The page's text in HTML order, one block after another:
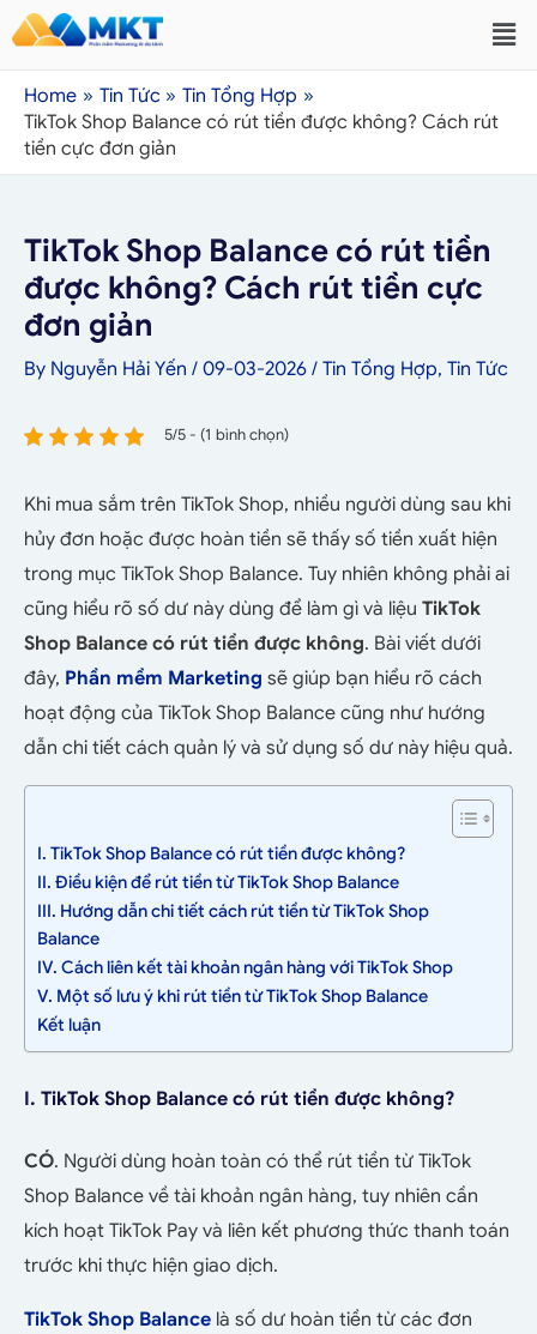
Home Tin Tức
Tin Tổng Hợp
TikTok Shop Balance có rút tiền được không? Cách rút
tiền cực đơn giản
TikTok Shop Balance có rút tiền
được không? Cách rút tiền cực
đơn giản
By Nguyễn Hải Yến / 09-03-2026 / Tin Tổng Hợp, Tin Tức
5/5 - (1 bình chọn)
Khi mua sắm trên TikTok Shop, nhiều người dùng sau khi
hủy đơn hoặc được hoàn tiền sẽ thấy số tiền xuất hiện
trong mục TikTok Shop Balance. Tuy nhiên không phải ai
cũng hiểu rõ số dư này dùng để làm gì và liệu TikTok
Shop Balance có rút tiền được không. Bài viết dưới
đây, Phần mềm Marketing sẽ giúp bạn hiểu rõ cách
hoạt động của TikTok Shop Balance cũng như hướng
dẫn chi tiết cách quản lý và sử dụng số dư này hiệu quả.
I. TikTok Shop Balance có rút tiền được không?
II. Điều kiện để rút tiền từ TikTok Shop Balance
III. Hướng dẫn chi tiết cách rút tiền từ TikTok Shop
Balance
IV. Cách liên kết tài khoản ngân hàng với TikTok Shop
V. Một số lưu ý khi rút tiền từ TikTok Shop Balance
Kết luận
I. TikTok Shop Balance có rút tiền được không?
CÓ. Người dùng hoàn toàn có thể rút tiền từ TikTok
Shop Balance về tài khoản ngân hàng, tuy nhiên cần
kích hoạt TikTok Pay và liên kết phương thức thanh toán
trước khi thực hiện giao dịch.
TikTok Shop Balance là số dư hoàn tiền từ các đơn